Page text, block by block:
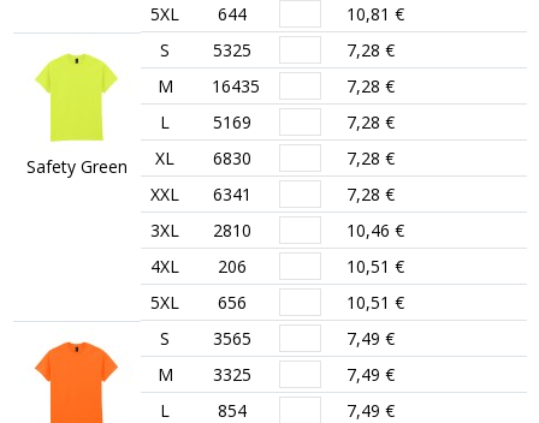
5XL
644 10,81 €
Safety Green
S 5325
7,28 €
M
16435
7,28 €
L
5169
7,28 €
XL
6830
7,28 €
XXL
6341
7,28 €
3XL
2810
10,46 €
4XL
206
10,51 €
5XL
656 10,51 €
S 3565
7,49 €
M
3325
7,49 €
L
854
7,49 €